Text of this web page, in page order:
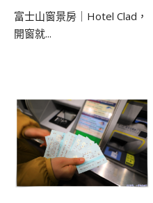
富士山窗景房｜Hotel Clad，
開窗就...